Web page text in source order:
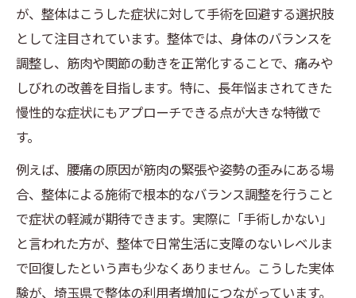
が、整体はこうした症状に対して手術を回避する選択肢
として注目されています。整体では、身体のバランスを
調整し、筋肉や関節の動きを正常化することで、痛みや
しびれの改善を目指します。特に、長年悩まされてきた
慢性的な症状にもアプローチできる点が大きな特徴で
す。
例えば、腰痛の原因が筋肉の緊張や姿勢の歪みにある場
合、整体による施術で根本的なバランス調整を行うこと
で症状の軽減が期待できます。実際に「手術しかない」
と言われた方が、整体で日常生活に支障のないレベルま
で回復したという声も少なくありません。こうした実体
験が、埼玉県で整体の利用者増加につながっています。